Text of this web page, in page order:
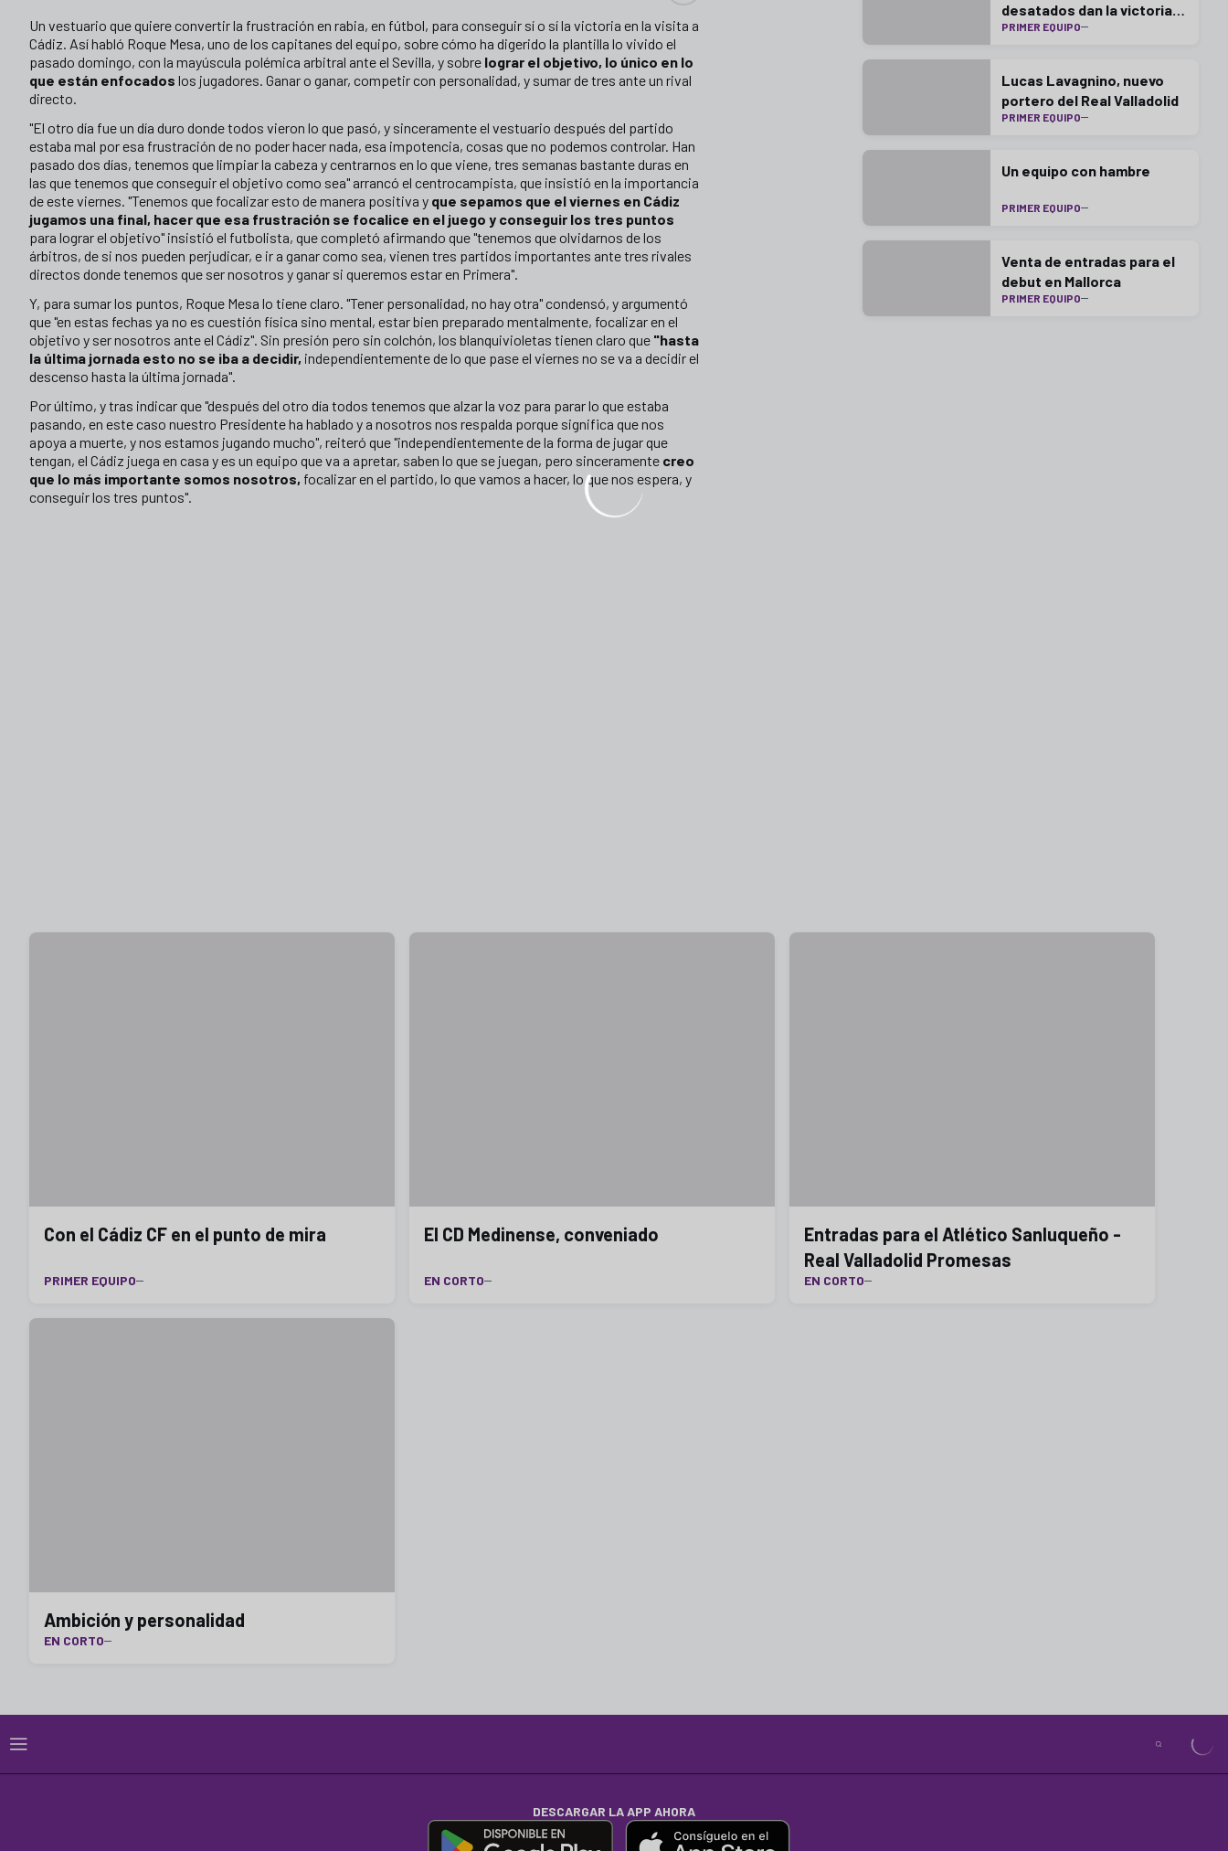
Un vestuario que quiere convertir la frustración en rabia, en fútbol, para conseguir sí o sí la victoria en la visita a
Cádiz. Así habló Roque Mesa, uno de los capitanes del equipo, sobre cómo ha digerido la plantilla lo vivido el
pasado domingo, con la mayúscula polémica arbitral ante el Sevilla, y sobre lograr el objetivo, lo único en lo
que están enfocados los jugadores. Ganar o ganar, competir con personalidad, y sumar de tres ante un rival
directo.
"El otro día fue un día duro donde todos vieron lo que pasó, y sinceramente el vestuario después del partido
estaba mal por esa frustración de no poder hacer nada, esa impotencia, cosas que no podemos controlar. Han
pasado dos días, tenemos que limpiar la cabeza y centrarnos en lo que viene, tres semanas bastante duras en
las que tenemos que conseguir el objetivo como sea" arrancó el centrocampista, que insistió en la importancia
de este viernes. "Tenemos que focalizar esto de manera positiva y que sepamos que el viernes en Cádiz
jugamos una final, hacer que esa frustración se focalice en el juego y conseguir los tres puntos
para lograr el objetivo" insistió el futbolista, que completó afirmando que "tenemos que olvidarnos de los
árbitros, de si nos pueden perjudicar, e ir a ganar como sea, vienen tres partidos importantes ante tres rivales
directos donde tenemos que ser nosotros y ganar si queremos estar en Primera".
Y, para sumar los puntos, Roque Mesa lo tiene claro. "Tener personalidad, no hay otra" condensó, y argumentó
que "en estas fechas ya no es cuestión física sino mental, estar bien preparado mentalmente, focalizar en el
objetivo y ser nosotros ante el Cádiz". Sin presión pero sin colchón, los blanquivioletas tienen claro que "hasta
la última jornada esto no se iba a decidir, independientemente de lo que pase el viernes no se va a decidir el
descenso hasta la última jornada".
Por último, y tras indicar que "después del otro día todos tenemos que alzar la voz para parar lo que estaba
pasando, en este caso nuestro Presidente ha hablado y a nosotros nos respalda porque significa que nos
apoya a muerte, y nos estamos jugando mucho", reiteró que "independientemente de la forma de jugar que
tengan, el Cádiz juega en casa y es un equipo que va a apretar, saben lo que se juegan, pero sinceramente creo
que lo más importante somos nosotros, focalizar en el partido, lo que vamos a hacer, lo que nos espera, y
conseguir los tres puntos".
desatados dan la victoria
en Gijón
PRIMER EQUIPO
Lucas Lavagnino, nuevo
portero del Real Valladolid
PRIMER EQUIPO
Un equipo con hambre
PRIMER EQUIPO
Venta de entradas para el
debut en Mallorca
PRIMER EQUIPO
Con el Cádiz CF en el punto de mira
PRIMER EQUIPO
El CD Medinense, conveniado
EN CORTO
Entradas para el Atlético Sanluqueño -
Real Valladolid Promesas
EN CORTO
Ambición y personalidad
EN CORTO
DESCARGAR LA APP AHORA